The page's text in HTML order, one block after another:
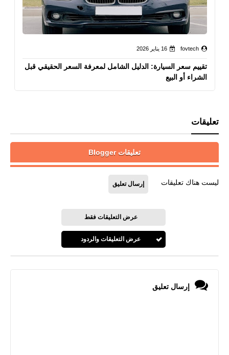
fovtech 16 يناير 2026
تقييم سعر السيارة: الدليل الشامل لمعرفة السعر الحقيقي قبل
الشراء أو البيع
تعليقات
تعليقات Blogger
ليست هناك تعليقات إرسال تعليق
عرض التعليقات فقط
عرض التعليقات والردود
إرسال تعليق